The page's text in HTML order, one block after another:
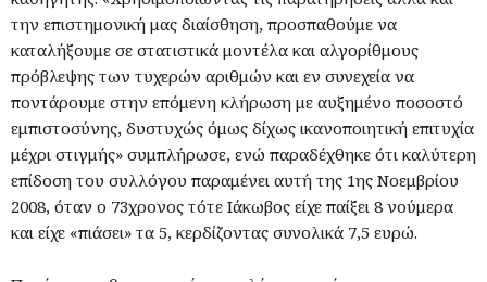
την επιστημονική μας διαίσθηση, προσπαθούμε να
καταλήξουμε σε στατιστικά μοντέλα και αλγορίθμους
πρόβλεψης των τυχερών αριθμών και εν συνεχεία να
ποντάρουμε στην επόμενη κλήρωση με αυξημένο ποσοστό
εμπιστοσύνης, δυστυχώς όμως δίχως ικανοποιητική επιτυχία
μέχρι στιγμής» συμπλήρωσε, ενώ παραδέχθηκε ότι καλύτερη
επίδοση του συλλόγου παραμένει αυτή της 1ης Νοεμβρίου
2008, όταν ο 73χρονος τότε Ιάκωβος είχε παίξει 8 νούμερα
και είχε «πιάσει» τα 5, κερδίζοντας συνολικά 7,5 ευρώ.